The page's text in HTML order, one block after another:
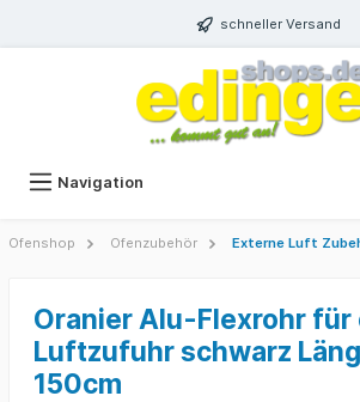
schneller Versand
Navigation
Ofenshop Ofenzubehör Externe Luft
Oranier Alu-Flexrohr für
Luftzufuhr schwarz
150cm